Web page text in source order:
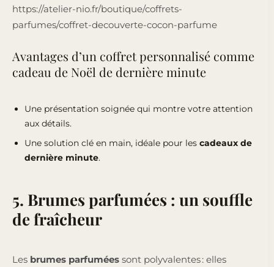
https://atelier-nio.fr/boutique/coffrets-
parfumes/coffret-decouverte-cocon-parfume
Avantages d’un coffret personnalisé comme
cadeau de Noël de dernière minute
Une présentation soignée qui montre votre attention
aux détails.
Une solution clé en main, idéale pour les cadeaux de
dernière minute.
5. Brumes parfumées : un souffle
de fraîcheur
Les brumes parfumées sont polyvalentes : elles